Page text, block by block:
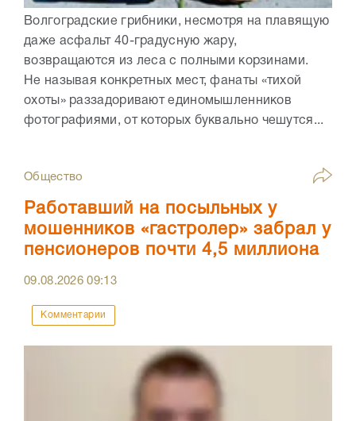
Волгоградские грибники, несмотря на плавящую
даже асфальт 40-градусную жару,
возвращаются из леса с полными корзинами.
Не называя конкретных мест, фанаты «тихой
охоты» раззадоривают единомышленников
фотографиями, от которых буквально чешутся...
Общество
Работавший на посыльных у
мошенников «гастролер» забрал у
пенсионеров почти 4,5 миллиона
09.08.202609:13
Комментарии